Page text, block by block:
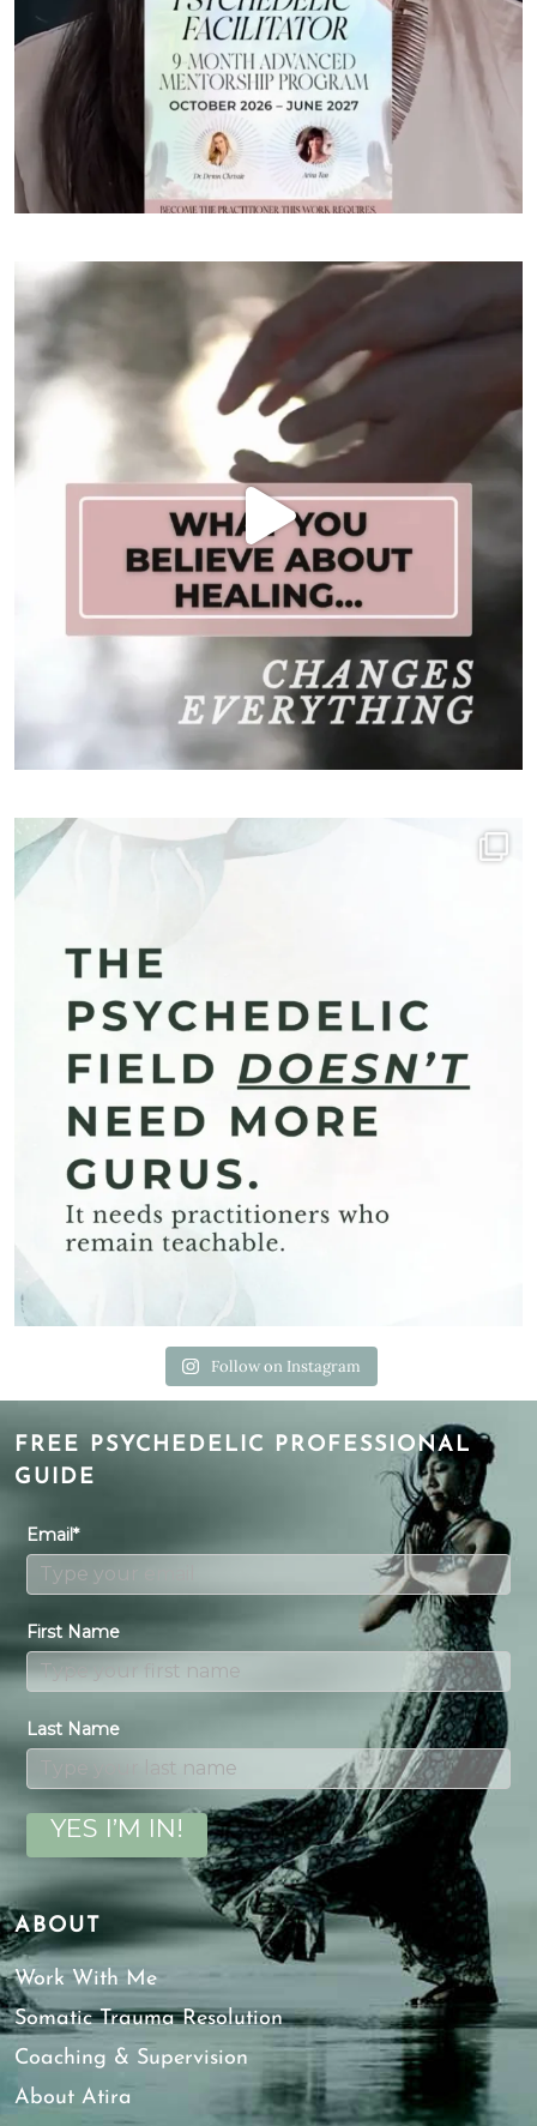
Follow on Instagram
FREE PSYCHEDELIC PROFESSIONAL
GUIDE
Email*
First Name
Last Name
YES I’M IN!
ABOUT
Work With Me
Somatic Trauma Resolution
Coaching & Supervision
About Atira